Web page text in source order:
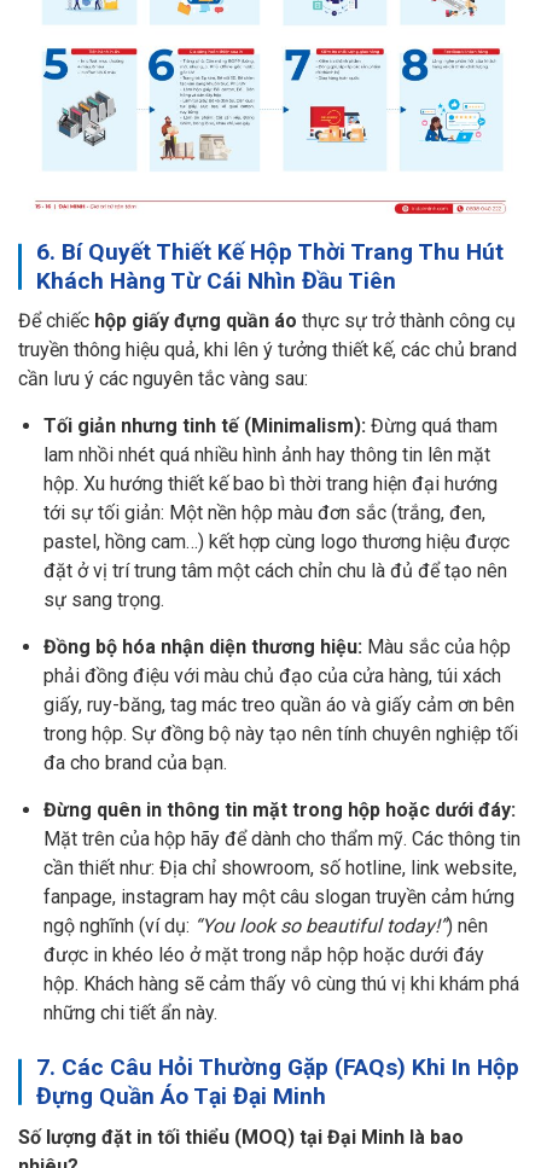
6. Bí Quyết Thiết Kế Hộp Thời Trang Thu Hút
Khách Hàng Từ Cái Nhìn Đầu Tiên
Để chiếc hộp giấy đựng quần áo thực sự trở thành công cụ
truyền thông hiệu quả, khi lên ý tưởng thiết kế, các chủ brand
cần lưu ý các nguyên tắc vàng sau:
Tối giản nhưng tinh tế (Minimalism):Đừng quá tham
lam nhồi nhét quá nhiều hình ảnh hay thông tin lên mặt
hộp. Xu hướng thiết kế bao bì thời trang hiện đại hướng
tới sự tối giản: Một nền hộp màu đơn sắc (trắng, đen,
pastel, hồng cam…) kết hợp cùng logo thương hiệu được
đặt ở vị trí trung tâm một cách chỉn chu là đủ để tạo nên
sự sang trọng.
Đồng bộ hóa nhận diện thương hiệu:Màu sắc của hộp
phải đồng điệu với màu chủ đạo của cửa hàng, túi xách
giấy, ruy-băng, tag mác treo quần áo và giấy cảm ơn bên
trong hộp. Sự đồng bộ này tạo nên tính chuyên nghiệp tối
đa cho brand của bạn.
Đừng quên in thông tin mặt trong hộp hoặc dưới đáy:
Mặt trên của hộp hãy để dành cho thẩm mỹ. Các thông tin
cần thiết như: Địa chỉ showroom, số hotline, link website,
fanpage, instagram hay một câu slogan truyền cảm hứng
ngộ nghĩnh (ví dụ: “You look so beautiful today!”) nên
được in khéo léo ở mặt trong nắp hộp hoặc dưới đáy
hộp. Khách hàng sẽ cảm thấy vô cùng thú vị khi khám phá
những chi tiết ẩn này.
7. Các Câu Hỏi Thường Gặp (FAQs) Khi In Hộp
Đựng Quần Áo Tại Đại Minh
Số lượng đặt in tối thiểu (MOQ) tại Đại Minh là bao